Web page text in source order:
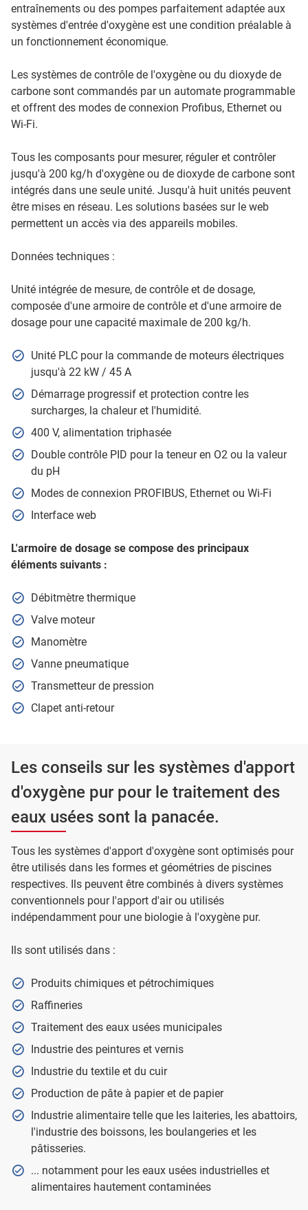
entraînements ou des pompes parfaitement adaptée aux
systèmes d'entrée d'oxygène est une condition préalable à
un fonctionnement économique.
Les systèmes de contrôle de l'oxygène ou du dioxyde de
carbone sont commandés par un automate programmable
et offrent des modes de connexion Profibus, Ethernet ou
Wi-Fi.
Tous les composants pour mesurer, réguler et contrôler
jusqu'à 200 kg/h d'oxygène ou de dioxyde de carbone sont
intégrés dans une seule unité. Jusqu'à huit unités peuvent
être mises en réseau. Les solutions basées sur le web
permettent un accès via des appareils mobiles.
Données techniques :
Unité intégrée de mesure, de contrôle et de dosage,
composée d'une armoire de contrôle et d'une armoire de
dosage pour une capacité maximale de 200 kg/h.
Unité PLC pour la commande de moteurs électriques
jusqu'à 22 kW / 45 A
Démarrage progressif et protection contre les
surcharges, la chaleur et l'humidité.
400 V, alimentation triphasée
Double contrôle PID pour la teneur en O2 ou la valeur
du pH
Modes de connexion PROFIBUS, Ethernet ou Wi-Fi
Interface web
L'armoire de dosage se compose des principaux
éléments suivants :
Débitmètre thermique
Valve moteur
Manomètre
Vanne pneumatique
Transmetteur de pression
Clapet anti-retour
Les conseils sur les systèmes d'apport
d'oxygène pur pour le traitement des
eaux usées sont la panacée.
Tous les systèmes d'apport d'oxygène sont optimisés pour
être utilisés dans les formes et géométries de piscines
respectives. Ils peuvent être combinés à divers systèmes
conventionnels pour l'apport d'air ou utilisés
indépendamment pour une biologie à l'oxygène pur.
Ils sont utilisés dans :
Produits chimiques et pétrochimiques
Raffineries
Traitement des eaux usées municipales
Industrie des peintures et vernis
Industrie du textile et du cuir
Production de pâte à papier et de papier
Industrie alimentaire telle que les laiteries, les abattoirs,
l'industrie des boissons, les boulangeries et les
pâtisseries.
... notamment pour les eaux usées industrielles et
alimentaires hautement contaminées